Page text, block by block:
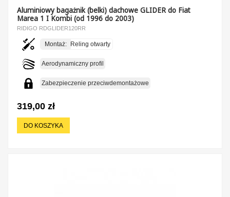
Aluminiowy bagażnik (belki) dachowe GLIDER do Fiat
Marea 1 I Kombi (od 1996 do 2003)
RIDIGO RDGLIDER120RR
Montaż: Reling otwarty
Aerodynamiczny profil
Zabezpieczenie przeciwdemontażowe
319,00 zł
DO KOSZYKA